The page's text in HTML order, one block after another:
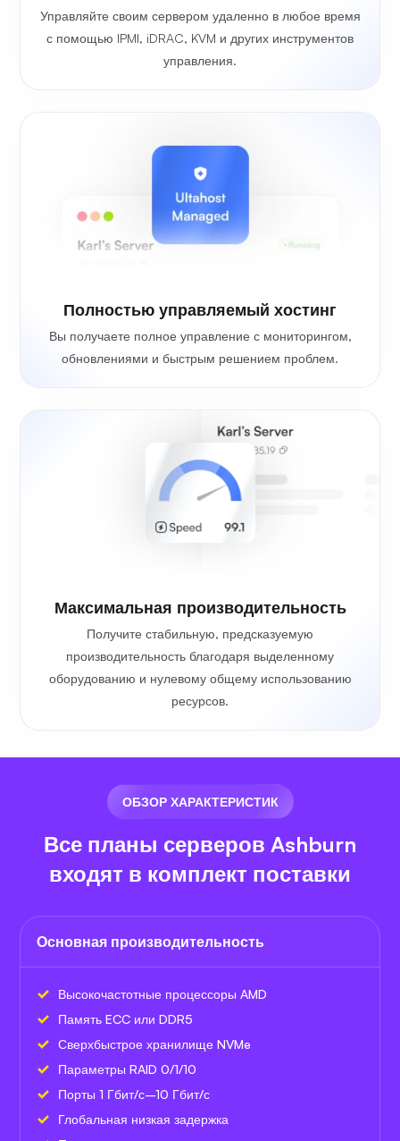
Управляйте своим сервером удаленно в любое время
с помощью IPMI, iDRAC, KVM и других инструментов
управления.
Полностью управляемый хостинг
Вы получаете полное управление с мониторингом,
обновлениями и быстрым решением проблем.
Максимальная производительность
Получите стабильную, предсказуемую
производительность благодаря выделенному
оборудованию и нулевому общему использованию
ресурсов.
ОБЗОР ХАРАКТЕРИСТИК
Все планы серверов Ashburn
входят в комплект поставки
Основная производительность
Высокочастотные процессоры AMD
Память ECC или DDR5
Сверхбыстрое хранилище NVMe
Параметры RAID 0/1/10
Порты 1 Гбит/с–10 Гбит/с
Глобальная низкая задержка